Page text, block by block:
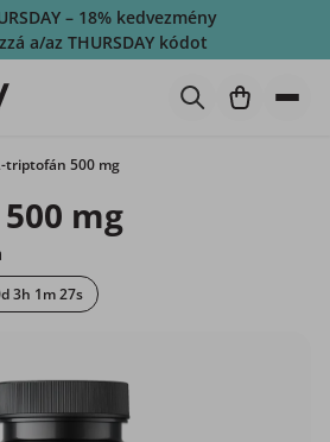
– 18% kedvezmény
a/az THURSDAY kódot
triptofán 500 mg
mg
3h 1m 26s